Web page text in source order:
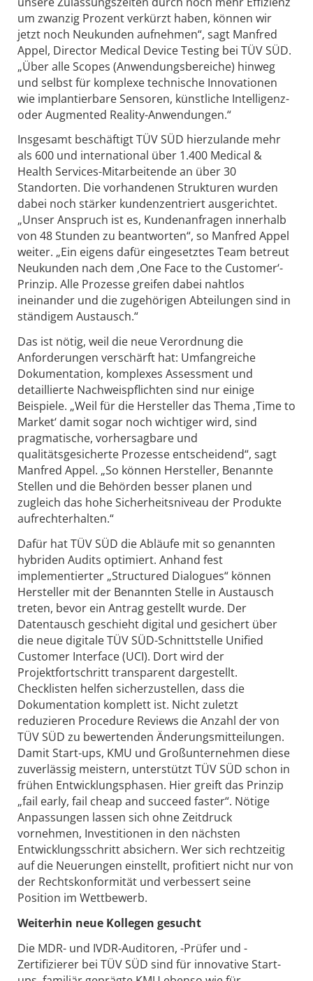
um zwanzig Prozent verkürzt haben, können wir
jetzt noch Neukunden aufnehmen“, sagt Manfred
Appel, Director Medical Device Testing bei TÜV SÜD.
„Über alle Scopes (Anwendungsbereiche) hinweg
und selbst für komplexe technische Innovationen
wie implantierbare Sensoren, künstliche Intelligenz-
oder Augmented Reality-Anwendungen.“
Insgesamt beschäftigt TÜV SÜD hierzulande mehr
als 600 und international über 1.400 Medical &
Health Services-Mitarbeitende an über 30
Standorten. Die vorhandenen Strukturen wurden
dabei noch stärker kundenzentriert ausgerichtet.
„Unser Anspruch ist es, Kundenanfragen innerhalb
von 48 Stunden zu beantworten“, so Manfred Appel
weiter. „Ein eigens dafür eingesetztes Team betreut
Neukunden nach dem ‚One Face to the Customer‘-
Prinzip. Alle Prozesse greifen dabei nahtlos
ineinander und die zugehörigen Abteilungen sind in
ständigem Austausch.“
Das ist nötig, weil die neue Verordnung die
Anforderungen verschärft hat: Umfangreiche
Dokumentation, komplexes Assessment und
detaillierte Nachweispflichten sind nur einige
Beispiele. „Weil für die Hersteller das Thema ‚Time to
Market‘ damit sogar noch wichtiger wird, sind
pragmatische, vorhersagbare und
qualitätsgesicherte Prozesse entscheidend“, sagt
Manfred Appel. „So können Hersteller, Benannte
Stellen und die Behörden besser planen und
zugleich das hohe Sicherheitsniveau der Produkte
aufrechterhalten.“
Dafür hat TÜV SÜD die Abläufe mit so genannten
hybriden Audits optimiert. Anhand fest
implementierter „Structured Dialogues“ können
Hersteller mit der Benannten Stelle in Austausch
treten, bevor ein Antrag gestellt wurde. Der
Datentausch geschieht digital und gesichert über
die neue digitale TÜV SÜD-Schnittstelle Unified
Customer Interface (UCI). Dort wird der
Projektfortschritt transparent dargestellt.
Checklisten helfen sicherzustellen, dass die
Dokumentation komplett ist. Nicht zuletzt
reduzieren Procedure Reviews die Anzahl der von
TÜV SÜD zu bewertenden Änderungsmitteilungen.
Damit Start-ups, KMU und Großunternehmen diese
zuverlässig meistern, unterstützt TÜV SÜD schon in
frühen Entwicklungsphasen. Hier greift das Prinzip
„fail early, fail cheap and succeed faster“. Nötige
Anpassungen lassen sich ohne Zeitdruck
vornehmen, Investitionen in den nächsten
Entwicklungsschritt absichern. Wer sich rechtzeitig
auf die Neuerungen einstellt, profitiert nicht nur von
der Rechtskonformität und verbessert seine
Position im Wettbewerb.
Weiterhin neue Kollegen gesucht
Die MDR- und IVDR-Auditoren, -Prüfer und -
Zertifizierer bei TÜV SÜD sind für innovative Start-